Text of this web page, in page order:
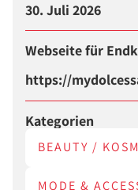
30. Juli 2026
Webseite für
https://
Kategorien
BEAUTY /
MODE &